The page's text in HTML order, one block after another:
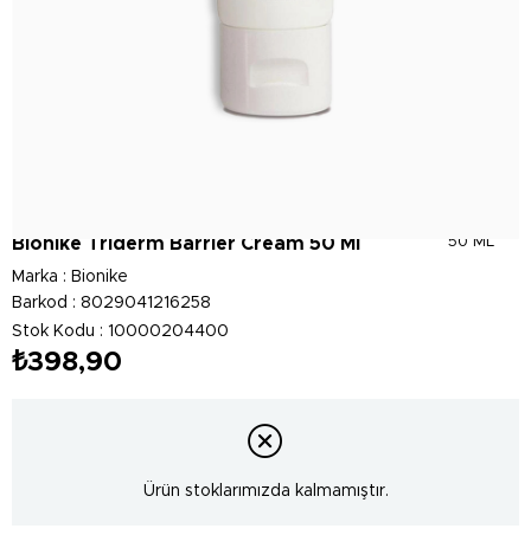
50 ML
Bionike Triderm Barrier Cream 50 Ml
Marka : Bionike
Barkod : 8029041216258
Stok Kodu
10000204400
₺398,90
Ürün stoklarımızda kalmamıştır.